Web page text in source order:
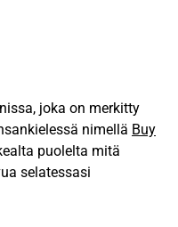
joka on merkitty
nimellä Buy
puolelta mitä
selatessasi